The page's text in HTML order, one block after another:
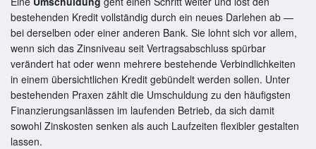
bestehenden Kredit vollständig durch ein neues Darlehen ab —
bei derselben oder einer anderen Bank. Sie lohnt sich vor allem,
wenn sich das Zinsniveau seit Vertragsabschluss spürbar
verändert hat oder wenn mehrere bestehende Verbindlichkeiten
in einem übersichtlichen Kredit gebündelt werden sollen. Unter
bestehenden Praxen zählt die Umschuldung zu den häufigsten
Finanzierungsanlässen im laufenden Betrieb, da sich damit
sowohl Zinskosten senken als auch Laufzeiten flexibler gestalten
lassen.